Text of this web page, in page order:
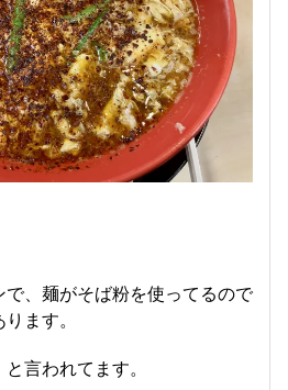
、麺がそば粉を使ってるので
ます。
言われてます。